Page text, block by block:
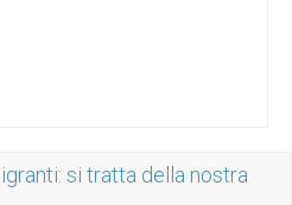
si tratta della nostra